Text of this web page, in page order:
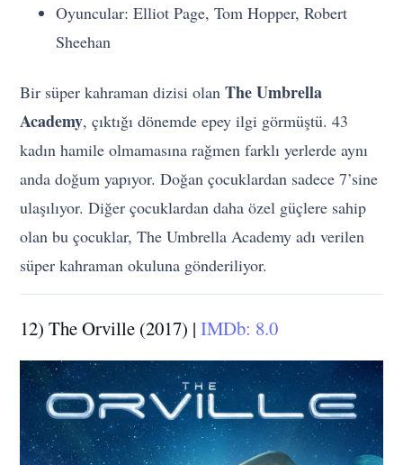
Oyuncular: Elliot Page, Tom Hopper, Robert
Sheehan
Bir süper kahraman dizisi olanThe Umbrella
Academy, çıktığı dönemde epey ilgi görmüştü. 43
kadın hamile olmamasına rağmen farklı yerlerde aynı
anda doğum yapıyor. Doğan çocuklardan sadece 7’sine
ulaşılıyor. Diğer çocuklardan daha özel güçlere sahip
olan bu çocuklar, The Umbrella Academy adı verilen
süper kahraman okuluna gönderiliyor.
12) The Orville (2017) |IMDb: 8.0